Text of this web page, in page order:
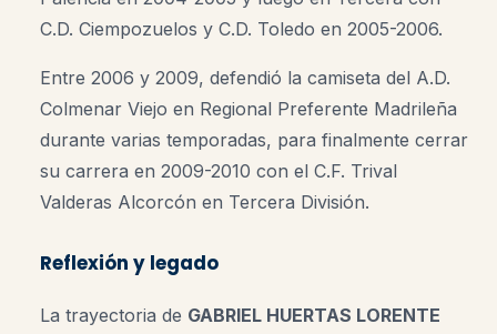
C.D. Ciempozuelos y C.D. Toledo en 2005-2006.
Entre 2006 y 2009, defendió la camiseta del A.D.
Colmenar Viejo en Regional Preferente Madrileña
durante varias temporadas, para finalmente cerrar
su carrera en 2009-2010 con el C.F. Trival
Valderas Alcorcón en Tercera División.
Reflexión y legado
La trayectoria de GABRIEL HUERTAS LORENTE